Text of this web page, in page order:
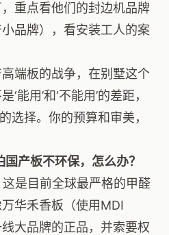
重点看他们的封边机品牌
小品牌），看安装工人的案
端板的战争，在别墅这个
能用’和‘不能用’的差距，
的选择。你的预算和审美，
产板不环保，怎么办？
是目前全球最严格的甲醛
华禾香板（使用MDI
大品牌的正品，并索要权